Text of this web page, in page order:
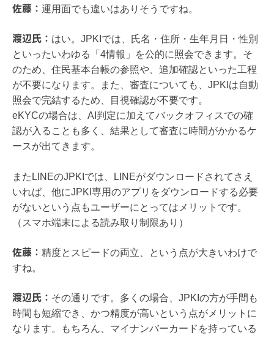
佐藤： 運用面でも違いはありそうですね。
渡辺氏： はい。JPKIでは、氏名・住所・生年月日・性別
といったいわゆる「4情報」を公的に照会できます。そ
のため、住民基本台帳の参照や、追加確認といった工程
が不要になります。また、審査についても、JPKIは自動
照会で完結するため、目視確認が不要です。
eKYCの場合は、AI判定に加えてバックオフィスでの確
認が入ることも多く、結果として審査に時間がかかるケ
ースが出てきます。
またLINEのJPKIでは、LINEがダウンロードされてさえ
いれば、他にJPKI専用のアプリをダウンロードする必要
がないという点もユーザーにとってはメリットです。
（スマホ端末による読み取り制限あり）
佐藤： 精度とスピードの両立、という点が大きいわけで
すね。
渡辺氏： その通りです。多くの場合、JPKIの方が手間も
時間も短縮でき、かつ精度が高いという点がメリットに
なります。もちろん、マイナンバーカードを持っている